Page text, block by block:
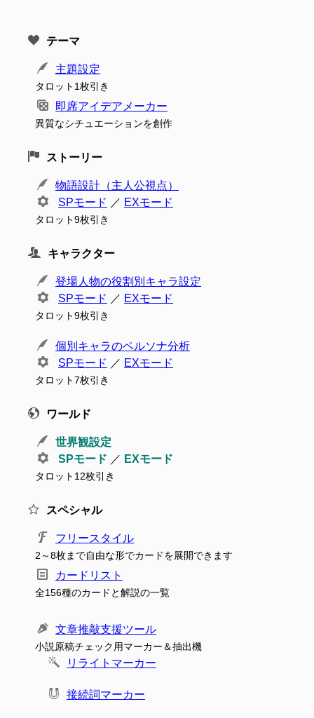
テーマ
主題設定
タロット1枚引き
即席アイデアメーカー
異質なシチュエーションを創作
ストーリー
物語設計（主人公視点）
SPモード ／ EXモード
タロット9枚引き
キャラクター
登場人物の役割別キャラ設定
SPモード ／ EXモード
タロット9枚引き
個別キャラのペルソナ分析
SPモード ／ EXモード
タロット7枚引き
ワールド
世界観設定
SPモード ／ EXモード
タロット12枚引き
スペシャル
フリースタイル
2～8枚まで自由な形でカードを展開できます
カードリスト
全156種のカードと解説の一覧
文章推敲支援ツール
小説原稿チェック用マーカー＆抽出機
リライトマーカー
接続詞マーカー